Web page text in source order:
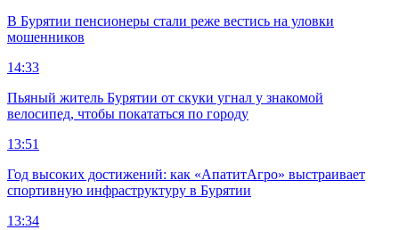
В Бурятии пенсионеры стали реже вестись на уловки
мошенников
14:33
Пьяный житель Бурятии от скуки угнал у знакомой
велосипед, чтобы покататься по городу
13:51
Год высоких достижений: как «АпатитАгро» выстраивает
спортивную инфраструктуру в Бурятии
13:34